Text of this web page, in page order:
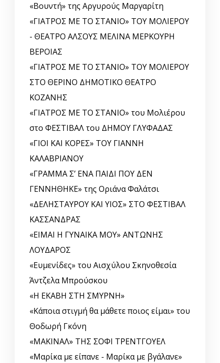
«Βουντή» της Αργυρούς Μαργαρίτη
«ΓΙΑΤΡΟΣ ΜΕ ΤΟ ΣΤΑΝΙΟ» ΤΟΥ ΜΟΛΙΕΡΟΥ
- ΘΕΑΤΡΟ ΑΛΣΟΥΣ ΜΕΛΙΝΑ ΜΕΡΚΟΥΡΗ
ΒΕΡΟΙΑΣ
«ΓΙΑΤΡΟΣ ΜΕ ΤΟ ΣΤΑΝΙΟ» ΤΟΥ ΜΟΛΙΕΡΟΥ
ΣΤΟ ΘΕΡΙΝΟ ΔΗΜΟΤΙΚΟ ΘΕΑΤΡΟ
ΚΟΖΑΝΗΣ
«ΓΙΑΤΡΟΣ ΜΕ ΤΟ ΣΤΑΝΙΟ» του Μολιέρου
στο ΦΕΣΤΙΒΑΛ του ΔΗΜΟΥ ΓΛΥΦΑΔΑΣ
«ΓΙΟΙ ΚΑΙ ΚΟΡΕΣ» ΤΟΥ ΓΙΑΝΝΗ
ΚΑΛΑΒΡΙΑΝΟΥ
«ΓΡΑΜΜΑ Σ’ ΕΝΑ ΠΑΙΔΙ ΠΟΥ ΔΕΝ
ΓΕΝΝΗΘΗΚΕ» της Οριάνα Φαλάτσι
«ΔΕΛΗΣΤΑΥΡΟΥ ΚΑΙ ΥΙΟΣ» ΣΤΟ ΦΕΣΤΙΒΑΛ
ΚΑΣΣΑΝΔΡΑΣ
«ΕΙΜΑΙ Η ΓΥΝΑΙΚΑ ΜΟΥ» ΑΝΤΩΝΗΣ
ΛΟΥΔΑΡΟΣ
«Ευμενίδες» του Αισχύλου Σκηνοθεσία
Άντζελα Μπρούσκου
«Η ΕΚΑΒΗ ΣΤΗ ΣΜΥΡΝΗ»
«Κάποια στιγμή θα μάθετε ποιος είμαι» του
Θοδωρή Γκόνη
«ΜΑΚΙΝΑΛ» ΤΗΣ ΣΟΦΙ ΤΡΕΝΤΓΟΥΕΛ
«Μαρίκα με είπανε - Μαρίκα με βγάλανε»